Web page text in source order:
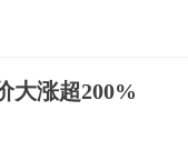
大涨超200%